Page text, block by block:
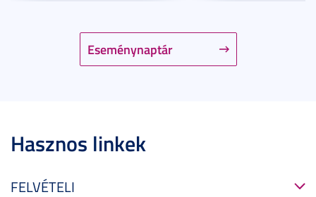
Eseménynaptár
Hasznos linkek
FELVÉTELI